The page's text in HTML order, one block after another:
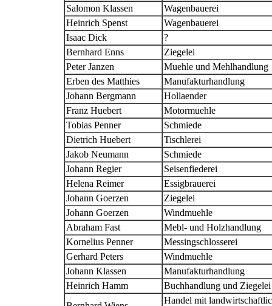
Salomon Klassen
Wagenbauerei
Heinrich Spenst
Wagenbauerei
Isaac Dick
?
Bernhard Enns
Ziegelei
Peter Janzen
Muehle und Mehlhandlung
Erben des Matthies
Manufakturhandlung
Johann Bergmann
Hollaender
Franz Huebert
Motormuehle
Tobias Penner
Schmiede
Dietrich Huebert
Tischlerei
Jakob Neumann
Schmiede
Johann Regier
Seisenfiederei
Helena Reimer
Essigbrauerei
Johann Goerzen
Ziegelei
Johann Goerzen
Windmuehle
Abraham Fast
Mebl- und Holzhandlung
Kornelius Penner
Messingschlosserei
Gerhard Peters
Windmuehle
Johann Klassen
Manufakturhandlung
Heinrich Hamm
Buchhandlung und Ziegelei
Handel mit